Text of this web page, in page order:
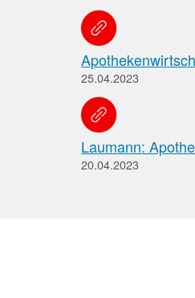
25.04.2023
Laumann:
20.04.2023
Apothekenteams
können
sich
auf
Themenseiten
die
vereinbarten
pharmazeutischen
Dienstleistungen
und
AMK-
Nachrichten
Informationen
der
Institutionen,
Behörden
und
Hersteller